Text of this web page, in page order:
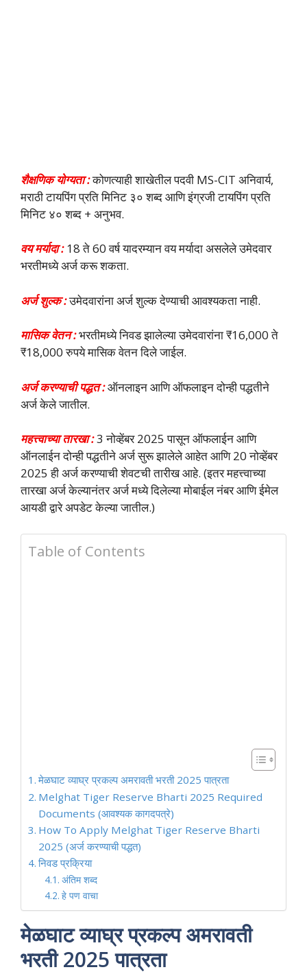
शैक्षणिक योग्यता :कोणत्याही शाखेतील पदवी MS-CIT अनिवार्य,
मराठी टायपिंग प्रति मिनिट ३० शब्द आणि इंग्रजी टायपिंग प्रति
मिनिट ४० शब्द + अनुभव.
वय मर्यादा :18 ते 60 वर्ष यादरम्यान वय मर्यादा असलेले उमेदवार
भरतीमध्ये अर्ज करू शकता.
अर्ज शुल्क :उमेदवारांना अर्ज शुल्क देण्याची आवश्यकता नाही.
मासिक वेतन :भरतीमध्ये निवड झालेल्या उमेदवारांना ₹16,000 ते
₹18,000 रुपये मासिक वेतन दिले जाईल.
अर्ज करण्याची पद्धत :ऑनलाइन आणि ऑफलाइन दोन्ही पद्धतीने
अर्ज केले जातील.
महत्त्वाच्या तारखा :3 नोव्हेंबर 2025 पासून ऑफलाईन आणि
ऑनलाईन दोन्ही पद्धतीने अर्ज सुरू झालेले आहेत आणि 20 नोव्हेंबर
2025 ही अर्ज करण्याची शेवटची तारीख आहे. (इतर महत्त्वाच्या
तारखा अर्ज केल्यानंतर अर्ज मध्ये दिलेल्या मोबाईल नंबर आणि ईमेल
आयडी द्वारे अपडेट केल्या जातील.)
Table of Contents
मेळघाट व्याघ्र प्रकल्प अमरावती भरती 2025 पात्रता
Melghat Tiger Reserve Bharti 2025 Required
Documents (आवश्यक कागदपत्रे)
How To Apply Melghat Tiger Reserve Bharti
2025 (अर्ज करण्याची पद्धत)
निवड प्रक्रिया
अंतिम शब्द
हे पण वाचा
मेळघाट व्याघ्र प्रकल्प अमरावती
भरती 2025 पात्रता